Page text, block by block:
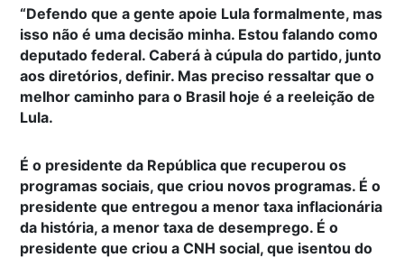
“Defendo que a gente apoie Lula formalmente, mas
isso não é uma decisão minha. Estou falando como
deputado federal. Caberá à cúpula do partido, junto
aos diretórios, definir. Mas preciso ressaltar que o
melhor caminho para o Brasil hoje é a reeleição de
Lula.
É o presidente da República que recuperou os
programas sociais, que criou novos programas. É o
presidente que entregou a menor taxa inflacionária
da história, a menor taxa de desemprego. É o
presidente que criou a CNH social, que isentou do